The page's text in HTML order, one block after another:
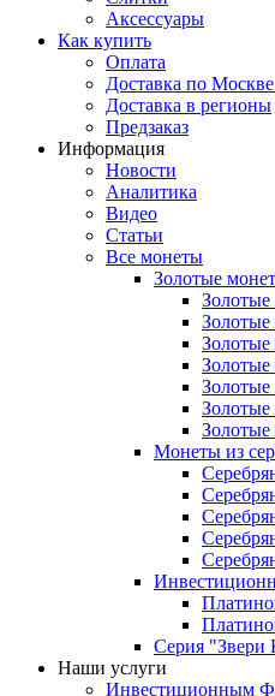
Аксессуары
Как купить
Оплата
Доставка по
Доставка в регионы
Предзаказ
Информация
Новости
Аналитика
Видео
Статьи
Все монеты
Золотые
Монеты из
Серия "Звери
Наши услуги
Инвестиционным